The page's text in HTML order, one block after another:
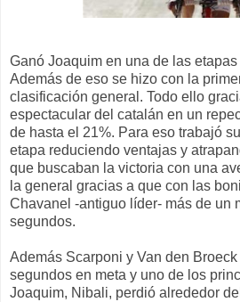
Ganó Joaquim en una de las
Además de eso se hizo con la
clasificación general. Todo ello
espectacular del catalán en un
de hasta el 21%. Para eso trabajó
etapa reduciendo ventajas y
que buscaban la victoria con una
la general gracias a que con las
Chavanel -antiguo líder- más de un
segundos.
Además Scarponi y Van den
segundos en meta y uno de los
Joaquim, Nibali, perdió alrededor